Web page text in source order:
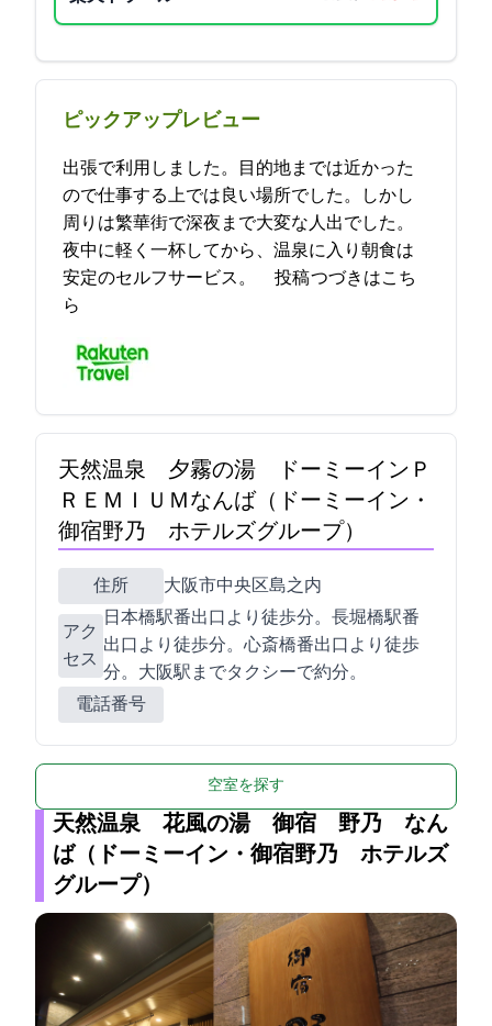
ピックアップレビュー
出張で利用しました。目的地までは近かった
ので仕事する上では良い場所でした。しかし
周りは繁華街で深夜まで大変な人出でした。
夜中に軽く一杯してから、温泉に入り朝食は
安定のセルフサービス。… 2023-04-26 15:51:02投稿つづきはこち
ら
天然温泉 夕霧の湯 ドーミーインＰ
ＲＥＭＩＵＭなんば（ドーミーイン・
御宿野乃 ホテルズグループ）
住所 大阪市中央区島之内2-14-23
アク
セス
日本橋駅6番出口より徒歩5分。長堀橋駅7番
出口より徒歩5分。心斎橋6番出口より徒歩10
分。大阪駅までタクシーで約10分。
電話番号
空室を探す
天然温泉 花風の湯 御宿 野乃 なん
ば（ドーミーイン・御宿野乃 ホテルズ
グループ）